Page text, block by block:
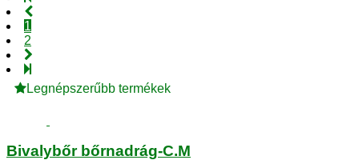
1
2
Legnépszerűbb termékek
Bivalybőr bőrnadrág-C.M